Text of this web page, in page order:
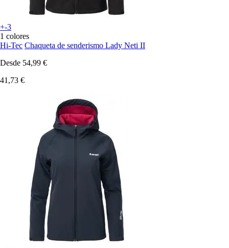
+-3
1 colores
Hi-Tec Chaqueta de senderismo Lady Neti II
Desde 54,99 €
41,73 €